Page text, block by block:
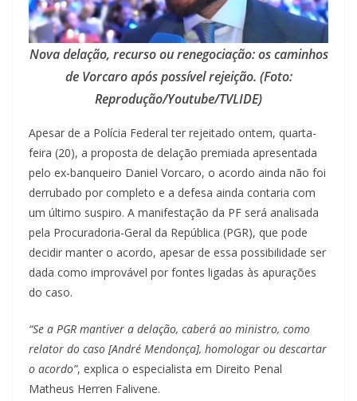
Nova delação, recurso ou renegociação: os caminhos
de Vorcaro após possível rejeição. (Foto:
Reprodução/Youtube/TVLIDE)
Apesar de a Polícia Federal ter rejeitado ontem, quarta-
feira (20), a proposta de delação premiada apresentada
pelo ex-banqueiro Daniel Vorcaro, o acordo ainda não foi
derrubado por completo e a defesa ainda contaria com
um último suspiro. A manifestação da PF será analisada
pela Procuradoria-Geral da República (PGR), que pode
decidir manter o acordo, apesar de essa possibilidade ser
dada como improvável por fontes ligadas às apurações
do caso.
“Se a PGR mantiver a delação, caberá ao ministro, como
relator do caso [André Mendonça], homologar ou descartar
o acordo”, explica o especialista em Direito Penal
Matheus Herren Falivene.